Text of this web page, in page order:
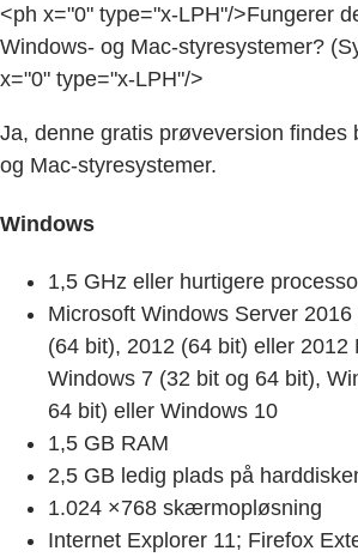
<ph x="0" type="x-LPH"/>Fungerer
Windows- og Mac-styresystemer?
x="0" type="x-LPH"/>
Ja, denne gratis prøveversion findes
og Mac-styresystemer.
Windows
1,5 GHz eller hurtigere
Microsoft Windows Server
(64 bit), 2012 (64 bit) eller 2012
Windows 7 (32 bit og 64 bit),
64 bit) eller Windows 10
1,5 GB RAM
2,5 GB ledig plads på
1.024 ×768 skærmopløsning
Internet Explorer 11; Firefox